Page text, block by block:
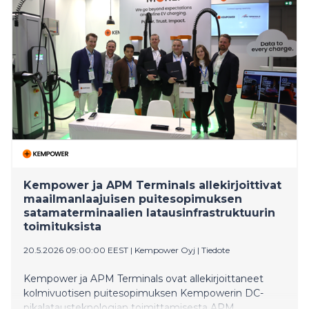
Kempower ja APM Terminals allekirjoittivat
maailmanlaajuisen puitesopimuksen
satamaterminaalien latausinfrastruktuurin
toimituksista
20.5.2026 09:00:00 EEST | Kempower Oyj | Tiedote
Kempower ja APM Terminals ovat allekirjoittaneet
kolmivuotisen puitesopimuksen Kempowerin DC-